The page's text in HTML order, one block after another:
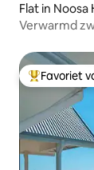
Flat in Noosa
Verwarmd
Topfavoriet
Favoriet